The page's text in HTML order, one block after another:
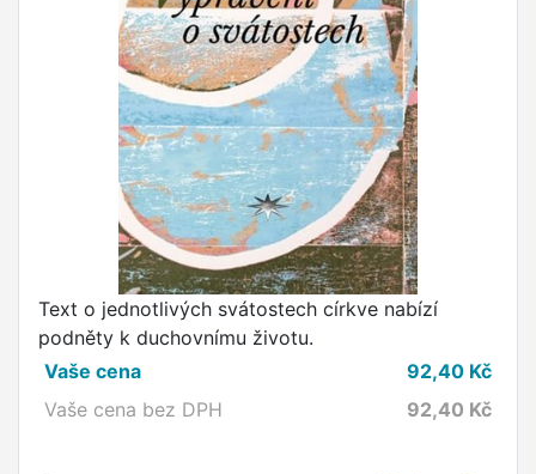
Text o jednotlivých svátostech církve nabízí
podněty k duchovnímu životu.
Vaše cena
92,40 Kč
Vaše cena bez DPH
92,40 Kč